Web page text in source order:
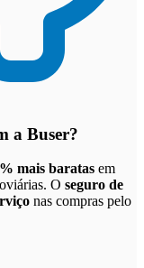
a Buser?
mais baratas em
O seguro de
nas compras pelo